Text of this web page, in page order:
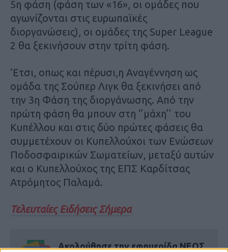
5η φάση (φάση των «16», οι ομάδες που
αγωνίζονται στις ευρωπαϊκές
διοργανώσεις), οι ομάδες της Super League
2 θα ξεκινήσουν στην τρίτη φάση.
‘Ετσι, οπως και πέρυσι,η Αναγέννηση ως
ομάδα της Σούπερ Λιγκ θα ξεκινήσει από
την 3η Φάση της διοργάνωσης. Από την
πρώτη φάση θα μπουν στη ‘’μάχη’’ του
Κυπέλλου και στις δύο πρώτες φάσεις θα
συμμετέχουν οι Κυπελλούχοι των Ενώσεων
Ποδοσφαιρικών Σωματείων, μεταξύ αυτών
και ο Κυπελλούχος της ΕΠΣ Καρδίτσας
Ατρόμητος Παλαμά.
Τελευταίες Ειδήσεις Σήμερα
Ακολούθησε την εφημερίδα ΝΕΟΣ